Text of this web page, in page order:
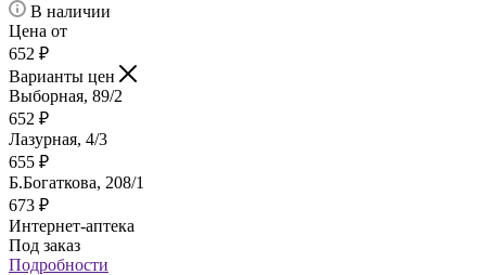
В наличии
Цена от
652 ₽
Варианты цен
Выборная, 89/2
652 ₽
Лазурная, 4/3
655 ₽
Б.Богаткова, 208/1
673 ₽
Интернет-аптека
Под заказ
Подробности